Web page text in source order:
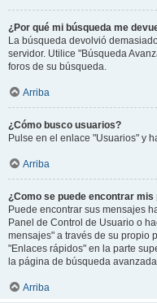
¿Por qué mi búsqueda me
La búsqueda devolvió
servidor. Utilice "Búsqueda
foros de su búsqueda.
Arriba
¿Cómo busco usuarios?
Pulse en el enlace "Usuarios" y
Arriba
¿Como se puede encontrar
Puede encontrar sus mensajes
Panel de Control de Usuario o
mensajes" a través de su propio
"Enlaces rápidos" en la parte
la página de búsqueda
Arriba